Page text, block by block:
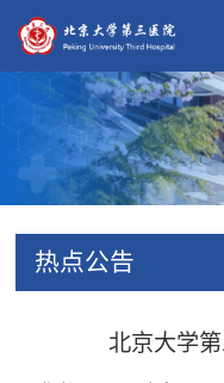
热点公告
北京大学